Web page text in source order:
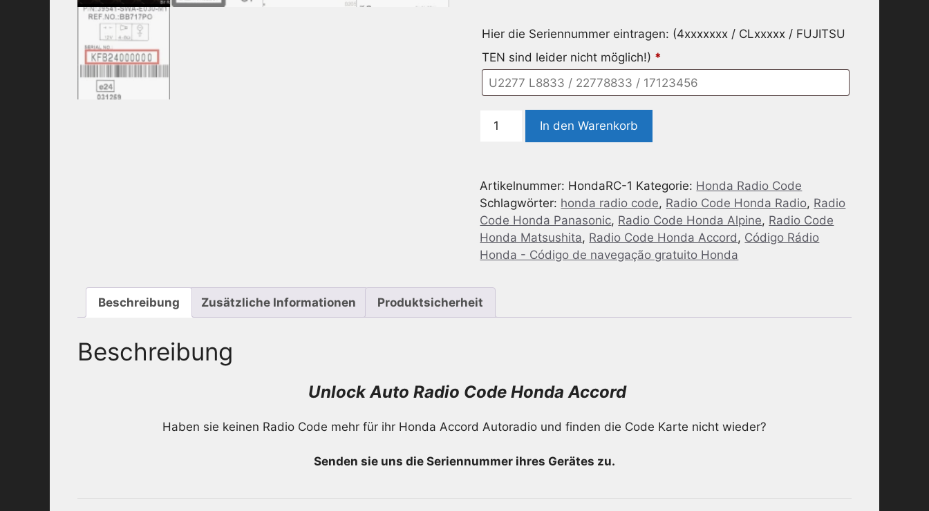
Hier die Seriennummer eintragen: (4xxxxxxx / CLxxxxx / FUJITSU
TEN sind leider nicht möglich!) *
Radio
Menge
In den Warenkorb
Artikelnummer: HondaRC-1 Kategorie: Honda Radio Code
Schlagwörter: honda radio code, Radio Code Honda Radio, Radio
Code Honda Panasonic, Radio Code Honda Alpine, Radio Code
Honda Matsushita, Radio Code Honda Accord, Código Rádio
Honda - Código de navegação gratuito Honda
Beschreibung Zusätzliche Informationen Produktsicherheit
Beschreibung
Unlock Auto Radio Code Honda Accord
Haben sie keinen Radio Code mehr für ihr Honda Accord Autoradio und finden die Code Karte nicht wieder?
Senden sie uns die Seriennummer ihres Gerätes zu.